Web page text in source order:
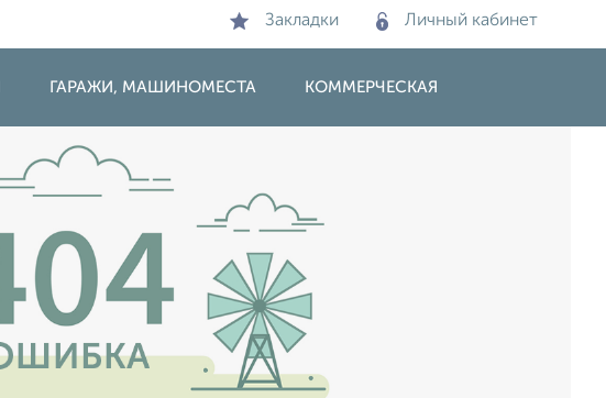
Закладки Личный кабинет
ГАРАЖИ, МАШИНОМЕСТА КОММЕРЧЕСКАЯ